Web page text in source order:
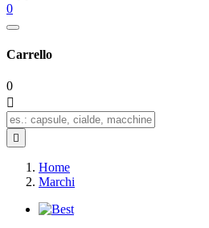
0
Carrello
0


Home
Marchi